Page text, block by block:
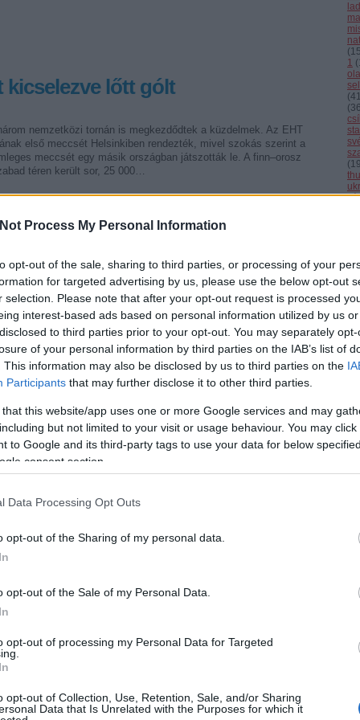
Process My Personal Information
opt-out of the sale, sharing to third parties, or processing of your
for targeted advertising by us, please use the below opt-out
selection. Please note that after your opt-out request is processed
interest-based ads based on personal information utilized by us
to third parties prior to your opt-out. You may separately
of your personal information by third parties on the IAB’s list of
This information may also be disclosed by us to third parties on the
Participants that may further disclose it to other third parties.
that this website/app uses one or more Google services and may
but not limited to your visit or usage behaviour. You may
to Google and its third-party tags to use your data for below
consent section.
Data Processing Opt Outs
opt-out of the Sharing of my personal data.
opt-out of the Sale of my Personal Data.
opt-out of processing my Personal Data for Targeted
opt-out of Collection, Use, Retention, Sale, and/or Sharing
Data that Is Unrelated with the Purposes for which it
(
1 (
(41
(
(
lőtt gólt
nemzetközi tornán is megkezdődtek a küzdelmek. Az EHT
első meccsét Helsinkiben rendezték, mivel szokás szerint a
meccsét egy másik országban játszották le. A finn–orosz
téren került sor, 25 000…
Tetszik 0
válogatottjában
tornát is rendeznek a hétvégén. Ebből minket az ukrajnai
jobban, merthogy a túlnyomó részben Mol ligásokból álló
mellett áprilisi vb-ellenfelünk, Ukrajna is megmutatkozik.
himnuszügy után először találkozik Tom…
Tetszik 0
Classicot játszanak